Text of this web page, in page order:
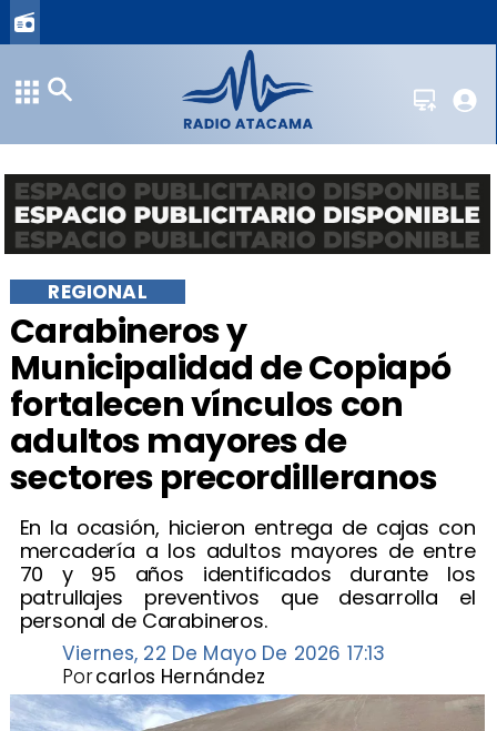
​Carabineros y
Municipalidad de Copiapó
fortalecen vínculos con
adultos mayores de
sectores precordilleranos
​En la ocasión, hicieron entrega de cajas con
mercadería a los adultos mayores de entre
70 y 95 años identificados durante los
patrullajes preventivos que desarrolla el
personal de Carabineros.
REGIONAL
Viernes, 22 De Mayo De 2026 17:13
carlos Hernández
Por